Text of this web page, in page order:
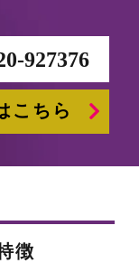
927376
こちら
徴